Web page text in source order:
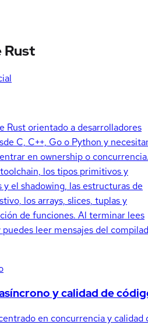
Rust
Rust orientado a desarrolladores
C, C++, Go o Python y
en ownership o
los tipos primitivos y
el shadowing, las estructuras de
los arrays, slices, tuplas y
de funciones. Al terminar lees
leer mensajes del
y calidad de
en concurrencia y calidad